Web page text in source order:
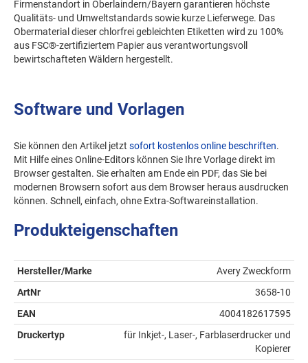
Firmenstandort in Oberlaindern/Bayern garantieren höchste
Qualitäts- und Umweltstandards sowie kurze Lieferwege. Das
Obermaterial dieser chlorfrei gebleichten Etiketten wird zu 100%
aus FSC®-zertifiziertem Papier aus verantwortungsvoll
bewirtschafteten Wäldern hergestellt.
Software und Vorlagen
Sie können den Artikel jetzt sofort kostenlos online beschriften.
Mit Hilfe eines Online-Editors können Sie Ihre Vorlage direkt im
Browser gestalten. Sie erhalten am Ende ein PDF, das Sie bei
modernen Browsern sofort aus dem Browser heraus ausdrucken
können. Schnell, einfach, ohne Extra-Softwareinstallation.
Produkteigenschaften
Hersteller/Marke
Avery Zweckform
ArtNr
3658-10
EAN
4004182617595
Druckertyp
für Inkjet-, Laser-, Farblaserdrucker und
Kopierer